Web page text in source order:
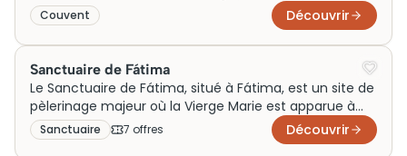
et des paysages remarquables.
rôle central durant l’époque des découvertes. Ce site,
classé au patrimoine mondial de l’UNESCO, charme
par son architecture mêlant styles romanique,
gothique et manuélin. Initialement une forteresse
templière, il attire aujourd’hui des touristes du monde
entier. L’achat de billets pour une visite est essentiel
pour découvrir ses trésors et son impact historique.
Couvent Découvrir
Sanctuaire de Fátima
Le Sanctuaire de Fátima, situé à Fátima, est un site de
pèlerinage majeur où la Vierge Marie est apparue à
trois enfants en 1917. Ce complexe spirituel
impressionnant comprend la basilique de Notre-
Sanctuaire 7 offres Découvrir